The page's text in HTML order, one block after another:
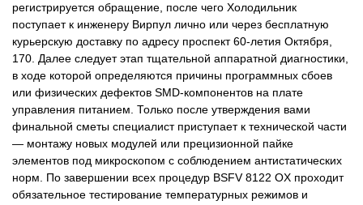
регистрируется обращение, после чего Холодильник
поступает к инженеру Вирпул лично или через бесплатную
курьерскую доставку по адресу проспект 60-летия Октября,
170. Далее следует этап тщательной аппаратной диагностики,
в ходе которой определяются причины программных сбоев
или физических дефектов SMD-компонентов на плате
управления питанием. Только после утверждения вами
финальной сметы специалист приступает к технической части
— монтажу новых модулей или прецизионной пайке
элементов под микроскопом с соблюдением антистатических
норм. По завершении всех процедур BSFV 8122 OX проходит
обязательное тестирование температурных режимов и